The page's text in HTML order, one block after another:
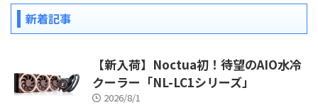
新着記事
【新入荷】Noctua初！待望のAIO水冷
クーラー「NL-LC1シリーズ」
2026/8/1